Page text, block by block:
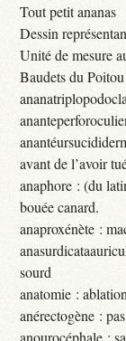
Tout petit ananas
Dessin
Unité de mesure
Baudets du Poitou
avant de l’avoir
anaphore : (du
bouée canard.
anaproxénète :
sourd
anatomie :
anérectogène :
anourocéphale :